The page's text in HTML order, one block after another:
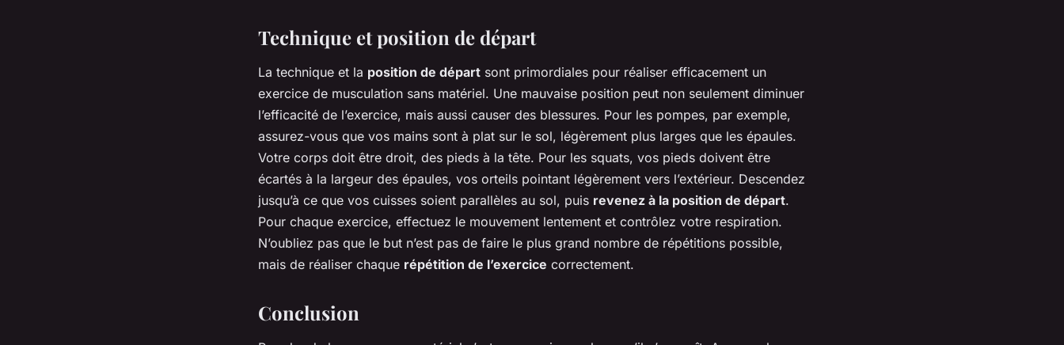
Technique et position de départ
La technique et la position de départ sont primordiales pour réaliser efficacement un
exercice de musculation sans matériel. Une mauvaise position peut non seulement diminuer
l’efficacité de l’exercice, mais aussi causer des blessures. Pour les pompes, par exemple,
assurez-vous que vos mains sont à plat sur le sol, légèrement plus larges que les épaules.
Votre corps doit être droit, des pieds à la tête. Pour les squats, vos pieds doivent être
écartés à la largeur des épaules, vos orteils pointant légèrement vers l’extérieur. Descendez
jusqu’à ce que vos cuisses soient parallèles au sol, puis revenez à la position de départ.
Pour chaque exercice, effectuez le mouvement lentement et contrôlez votre respiration.
N’oubliez pas que le but n’est pas de faire le plus grand nombre de répétitions possible,
mais de réaliser chaque répétition de l’exercice correctement.
Conclusion